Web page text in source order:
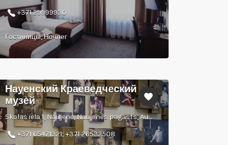
+371 29999930
Гостиницы, Ночлег
Науенский Краеведческий
музей
Skolas iela 1, Naujene, Naujenes pagasts, Augšdaugavas novads
+371 65471321; +371 26532508